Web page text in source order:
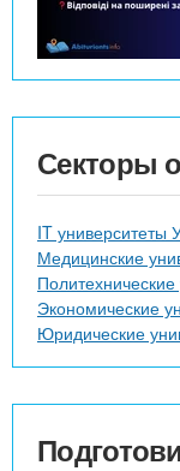
Секторы
IT университеты
Медицинские
Экономические
Юридические